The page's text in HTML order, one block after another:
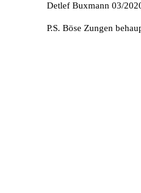
Detlef Buxmann 03/
P.S. Böse Zungen